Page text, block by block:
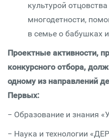
культурой
многодетности,
в семье о бабушках
Проектные активности,
конкурсного отбора,
одному из направлений
Первых:
− Образование и знания
− Наука и технологии